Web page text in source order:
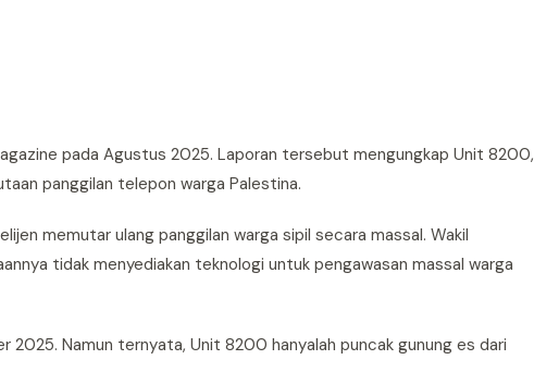
pada Agustus 2025. Laporan tersebut mengungkap Unit 8200,
panggilan telepon warga Palestina.
memutar ulang panggilan warga sipil secara massal. Wakil
tidak menyediakan teknologi untuk pengawasan massal warga
Namun ternyata, Unit 8200 hanyalah puncak gunung es dari